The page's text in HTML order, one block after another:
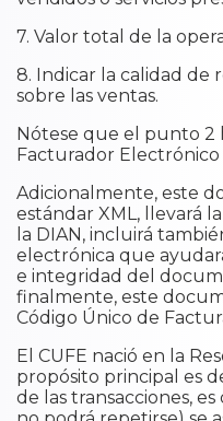
7. Valor total de la
8. Indicar la calidad
sobre las ventas.
Nótese que el punto 2
Facturador
Adicionalmente, este
estándar XML, llevará
la DIAN, incluirá
electrónica que
e integridad del
finalmente, este
Código Único de
El CUFE nació en la
propósito principal es
de las transacciones,